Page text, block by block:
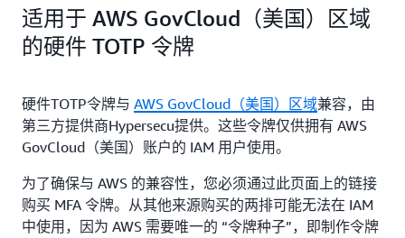
适用于 AWS GovCloud（美国）区域
的硬件 TOTP 令牌
硬件TOTP令牌与 AWS GovCloud（美国）区域兼容，由
第三方提供商Hypersecu提供。这些令牌仅供拥有 AWS
GovCloud（美国）账户的 IAM 用户使用。
为了确保与 AWS 的兼容性，您必须通过此页面上的链接
购买 MFA 令牌。从其他来源购买的两排可能无法在 IAM
中使用，因为 AWS 需要唯一的 “令牌种子”，即制作令牌